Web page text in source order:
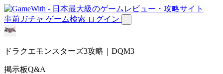
事前ガチャ ゲーム検索 ログイン
ドラクエモンスターズ3攻略｜DQM3
掲示板Q&A